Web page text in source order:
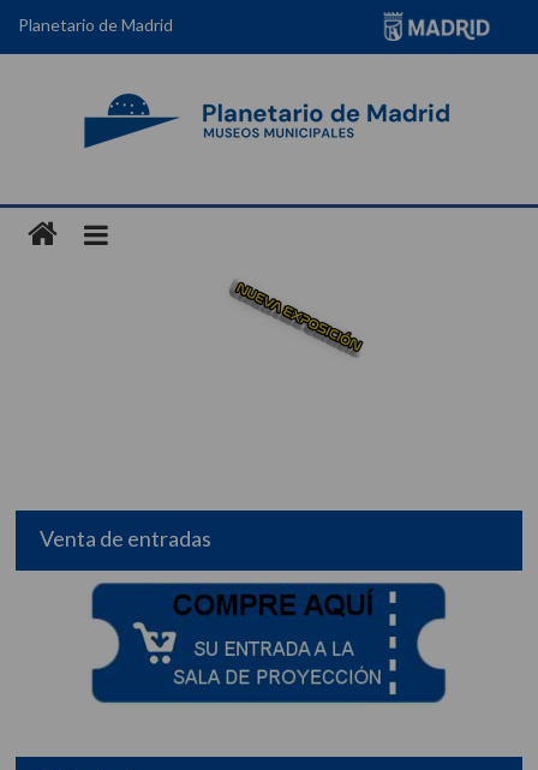
Planetario de Madrid
Venta de entradas